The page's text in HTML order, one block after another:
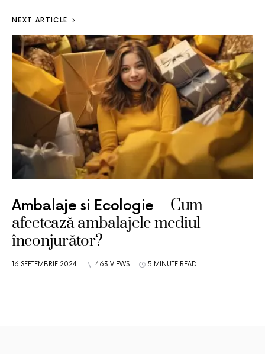
NEXT ARTICLE
Ambalaje si Ecologie
Cum
afectează ambalajele mediul
înconjurător?
16 SEPTEMBRIE 2024 463 VIEWS 5 MINUTE READ